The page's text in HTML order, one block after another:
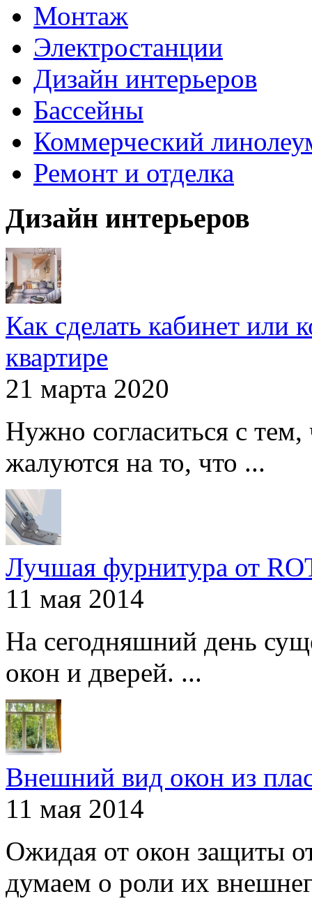
Монтаж
Электростанции
Дизайн интерьеров
Бассейны
Коммерческий
Ремонт и отделка
Дизайн интерьеров
Как сделать кабинет или
квартире
21 марта 2020
Нужно согласиться с
жалуются на то, что ...
Лучшая фурнитура от
11 мая 2014
На сегодняшний день
окон и дверей. ...
Внешний вид окон из
11 мая 2014
Ожидая от окон защиты
думаем о роли их